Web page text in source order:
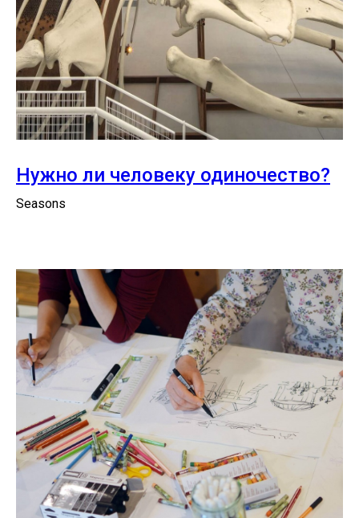
Нужно ли человеку одиночество?
Seasons